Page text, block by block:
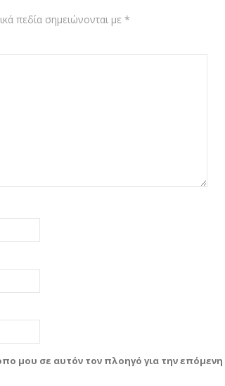
πεδία σημειώνονται με *
μου σε αυτόν τον πλοηγό για την επόμενη